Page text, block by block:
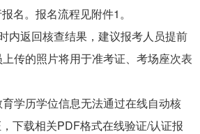
名。报名流程见附件1。
内返回核查结果，建议报考人员提前
传的照片将用于准考证、考场座次表
学历学位信息无法通过在线自动核
下载相关PDF格式在线验证/认证报